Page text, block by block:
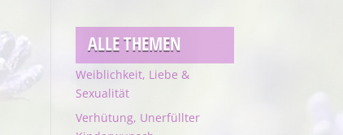
ALLE THEMEN
Weiblichkeit, Liebe &
Sexualität
Verhütung, Unerfüllter